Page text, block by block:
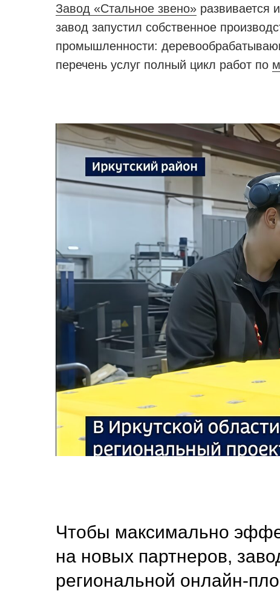
Завод «Стальное звено» развивается
завод запустил собственное
промышленности:
перечень услуг полный цикл работ по
Чтобы максимально
на новых партнеров,
региональной онлайн-